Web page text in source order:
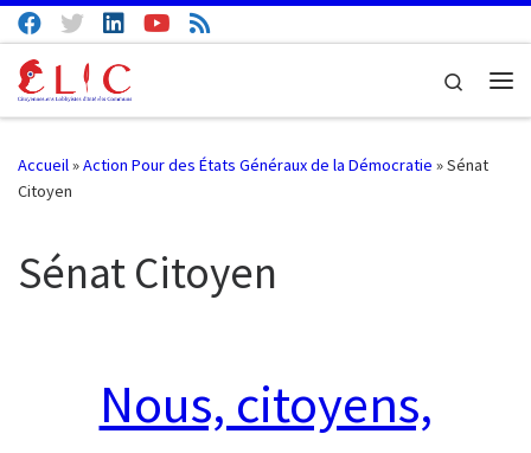
Passer au contenu
Search
Accueil»Action Pour des États Généraux de la Démocratie »Sénat
Citoyen
Sénat Citoyen
Nous, citoyens,